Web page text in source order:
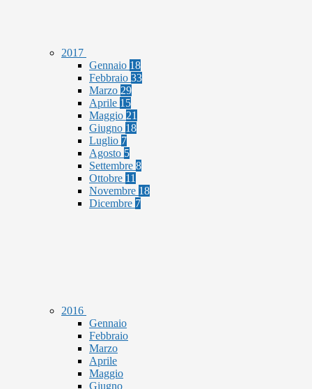
2017
Gennaio 18
Febbraio 33
Marzo 29
Aprile 15
Maggio 21
Giugno 18
Luglio 7
Agosto 5
Settembre 8
Ottobre 11
Novembre 18
Dicembre 7
2016
Gennaio
Febbraio
Marzo
Aprile
Maggio
Giugno